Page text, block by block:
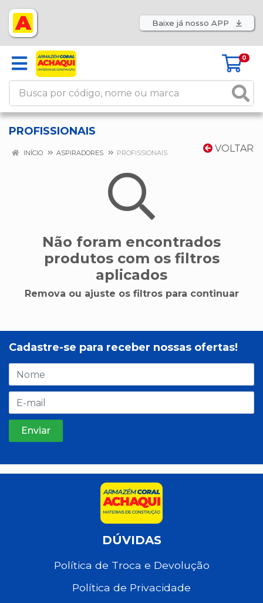
Baixe já nosso APP
0
PROFISSIONAIS
VOLTAR
INÍCIO ASPIRADORES PROFISSIONAIS
Não foram encontrados
produtos com os filtros
aplicados
Remova ou ajuste os filtros para continuar
Cadastre-se para receber nossas ofertas!
DÚVIDAS
Política de Troca e Devolução
Política de Privacidade